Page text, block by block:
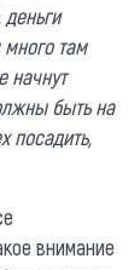
там
начнут
быть на
посадить,
внимание